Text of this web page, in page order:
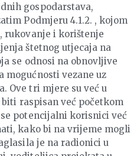
gospodarstava,
Podmjeru 4.1.2. , kojom
rukovanje i korištenje
štetnog utjecaja na
se odnosi na obnovljive
mogućnosti vezane uz
Ove tri mjere su već u
raspisan već početkom
potencijalni korisnici već
kako bi na vrijeme mogli
je na radionici u